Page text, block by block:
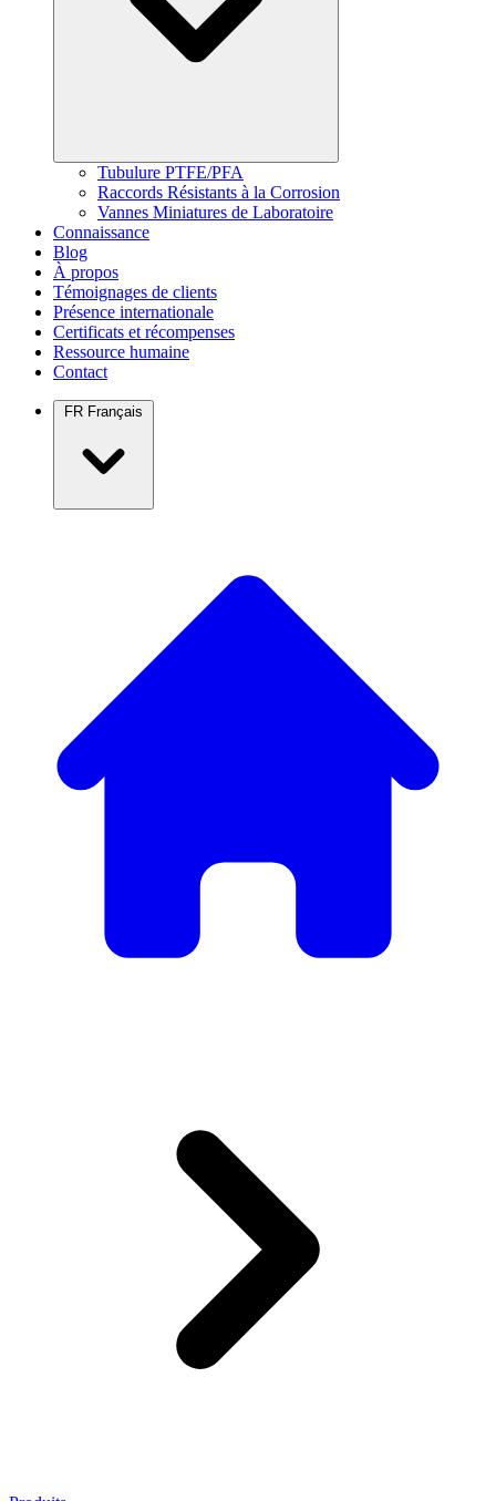
Tubulure PTFE/PFA
Raccords Résistants à la Corrosion
Vannes Miniatures de Laboratoire
Connaissance
Blog
À propos
Témoignages de clients
Présence internationale
Certificats et récompenses
Ressource humaine
Contact
FR Français